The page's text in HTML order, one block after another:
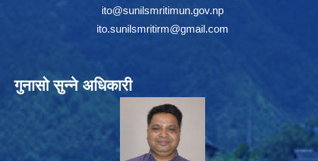
ito@sunilsmritimun.gov.np
ito.sunilsmritirm@gmail.com
गुनासो सुन्ने अधिकारी